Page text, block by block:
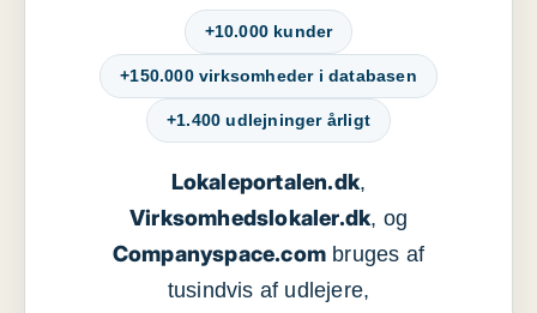
+10.000 kunder
+150.000 virksomheder i databasen
+1.400 udlejninger årligt
Lokaleportalen.dk,
Virksomhedslokaler.dk, og
Companyspace.com bruges af
tusindvis af udlejere,